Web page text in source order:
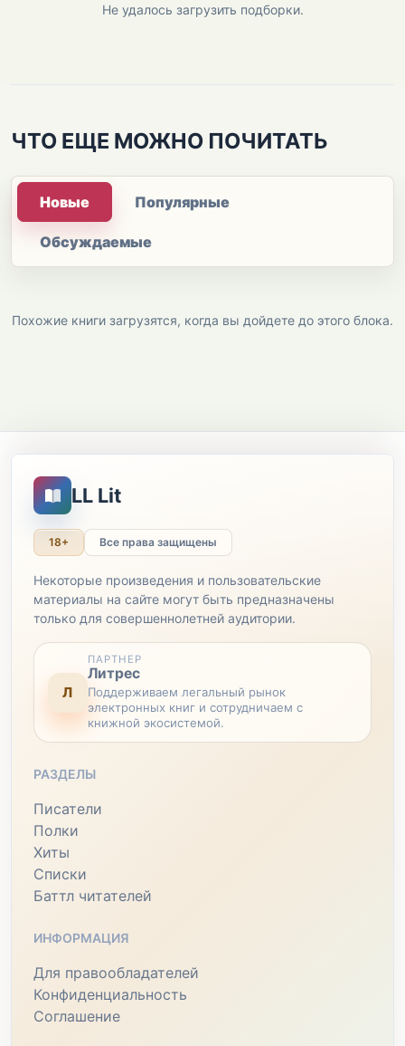
Не удалось загрузить подборки.
ЧТО ЕЩЕ МОЖНО ПОЧИТАТЬ
Новые Популярные
Обсуждаемые
Похожие книги загрузятся, когда вы дойдете до этого блока.
LL Lit
18+ Все права защищены
Некоторые произведения и пользовательские
материалы на сайте могут быть предназначены
только для совершеннолетней аудитории.
Л
ПАРТНЕР
Литрес
Поддерживаем легальный рынок
электронных книг и сотрудничаем с
книжной экосистемой.
РАЗДЕЛЫ
Писатели
Полки
Хиты
Списки
Баттл читателей
ИНФОРМАЦИЯ
Для правообладателей
Конфиденциальность
Соглашение